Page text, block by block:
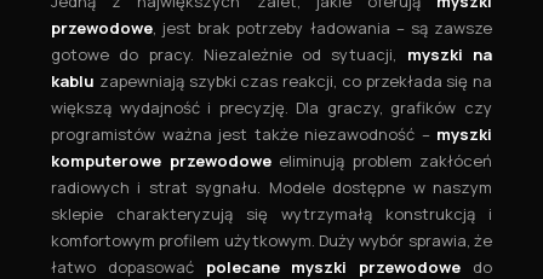
przewodowe , jest brak potrzeby ładowania – są zawsze
gotowe do pracy. Niezależnie od sytuacji, myszki na
kablu zapewniają szybki czas reakcji, co przekłada się na
większą wydajność i precyzję. Dla graczy, grafików czy
programistów ważna jest także niezawodność – myszki
komputerowe przewodoweeliminują problem zakłóceń
radiowych i strat sygnału. Modele dostępne w naszym
sklepie charakteryzują się wytrzymałą konstrukcją i
komfortowym profilem użytkowym. Duży wybór sprawia, że
łatwo dopasować polecane myszki przewodowe do